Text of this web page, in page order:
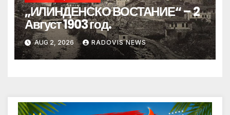
„ИЛИНДЕНСКО ВОСТАНИЕ“ – 2
Август 1903 год.
AUG 2, 2026 RADOVIS NEWS